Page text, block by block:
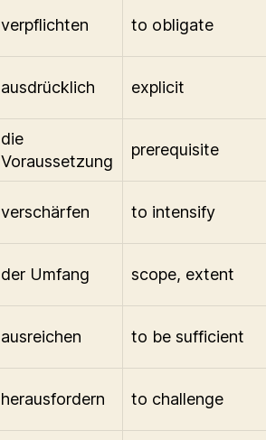
verpflichten to obligate
ausdrücklich explicit
die
Voraussetzung
prerequisite
verschärfen to intensify
der Umfang scope, extent
ausreichen to be sufficient
herausfordern to challenge